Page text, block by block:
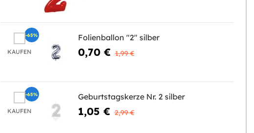
KAUFEN
Folienballon "2" silber
0,70 € 1,99 €
-65%
KAUFEN
Geburtstagskerze Nr. 2 silber
1,05 € 2,99 €
-65%